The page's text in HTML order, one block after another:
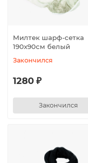
Милтек шарф-сетка
190х90см белый
Закончился
1280 ₽
Закончился